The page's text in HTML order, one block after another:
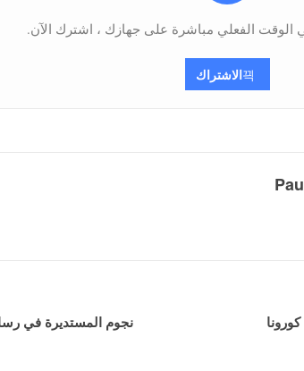
الفعلي مباشرة على جهازك ، اشترك الآن.
الاشتراك
نجوم المستديرة في